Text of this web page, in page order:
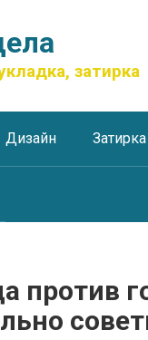
затирка
Дизайн Затирка
против